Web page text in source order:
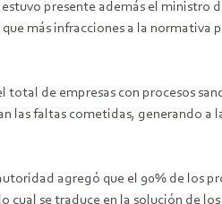
estuvo presente además el
más infracciones a la
total de empresas con procesos
las faltas cometidas, generando a
agregó que el 90% de los
cual se traduce en la solución de